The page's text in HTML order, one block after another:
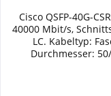
Cisco QSFP-40G-
40000 Mbit/s,
LC. Kabeltyp:
Durchmesser: